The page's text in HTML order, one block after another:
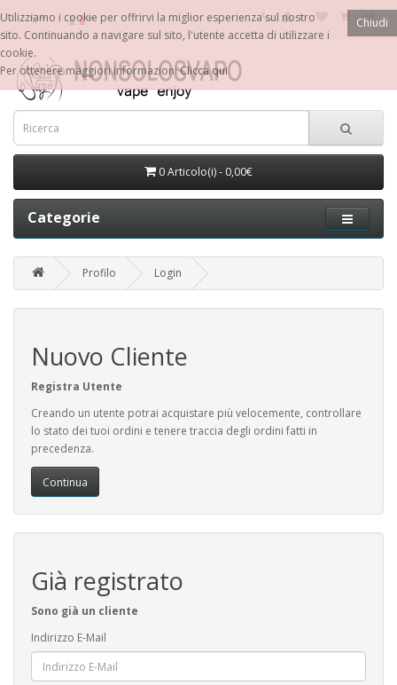
€
0 Articolo(i) - 0,00€
Categorie
Profilo Login
Nuovo Cliente
Registra Utente
Creando un utente potrai acquistare più velocemente, controllare
lo stato dei tuoi ordini e tenere traccia degli ordini fatti in
precedenza.
Continua
Già registrato
Sono già un cliente
Indirizzo E-Mail
Chiudi
Utilizziamo i cookie per offrirvi la miglior esperienza sul nostro
sito. Continuando a navigare sul sito, l'utente accetta di utilizzare i
cookie.
Per ottenere maggiori informazioniClicca qui